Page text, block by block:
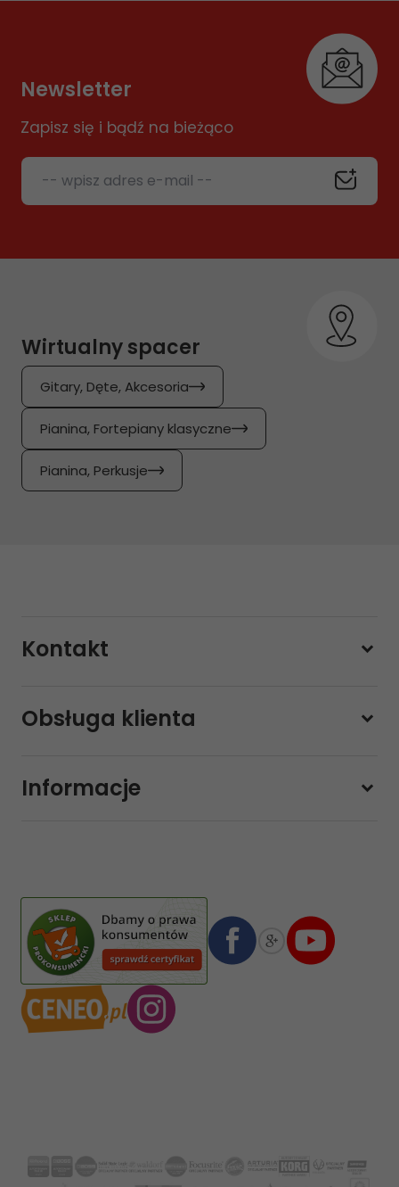
Newsletter
Zapisz się i bądź na bieżąco
-- wpisz adres e-mail --
Wirtualny spacer
Gitary, Dęte, Akcesoria
Pianina, Fortepiany klasyczne
Pianina, Perkusje
Kontakt
228800000
sklep@sklep-muzyczny.com.pl
08 1140 2004 0000 3102 4903 0792
Obsługa klienta
Informacje